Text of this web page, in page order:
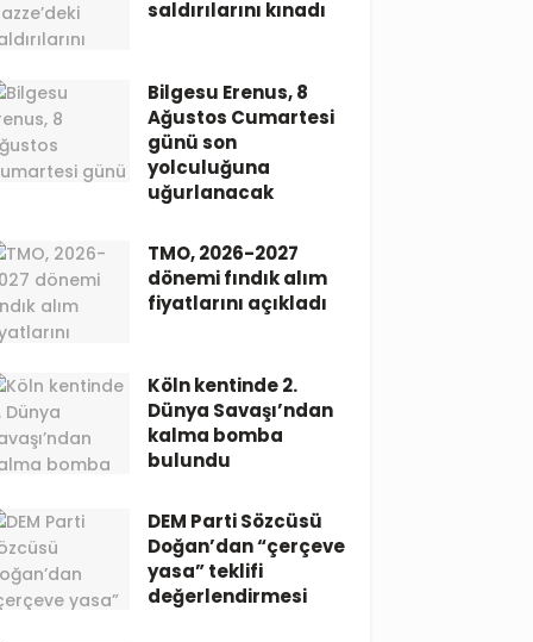
saldırılarını kınadı
Bilgesu Erenus, 8
Ağustos Cumartesi
günü son
yolculuğuna
uğurlanacak
TMO, 2026-2027
dönemi fındık alım
fiyatlarını açıkladı
Köln kentinde 2.
Dünya Savaşı’ndan
kalma bomba
bulundu
DEM Parti Sözcüsü
Doğan’dan “çerçeve
yasa” teklifi
değerlendirmesi